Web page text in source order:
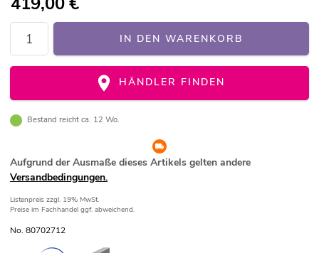
IN DEN WARENKORB
HÄNDLER FINDEN
Bestand reicht ca. 12 Wo.
Aufgrund der Ausmaße dieses Artikels gelten andere
Versandbedingungen.
Listenpreis zzgl. 19% MwSt.
Preise im Fachhandel ggf. abweichend.
No. 80702712